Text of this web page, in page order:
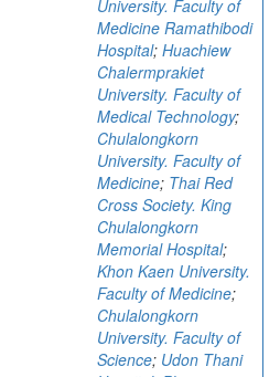
University. Faculty of
Medicine Ramathibodi
Hospital; Huachiew
Chalermprakiet
University. Faculty of
Medical Technology;
Chulalongkorn
University. Faculty of
Medicine; Thai Red
Cross Society. King
Chulalongkorn
Memorial Hospital;
Khon Kaen University.
Faculty of Medicine;
Chulalongkorn
University. Faculty of
Science; Udon Thani